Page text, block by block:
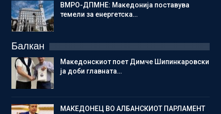
ВМРО-ДПМНЕ: Македонија поставува
темели за енергетска…
Балкан
Македонскиот поет Димче Шипинкаровски
ја доби главната…
МАКЕДОНЕЦ ВО АЛБАНСКИОТ ПАРЛАМЕНТ